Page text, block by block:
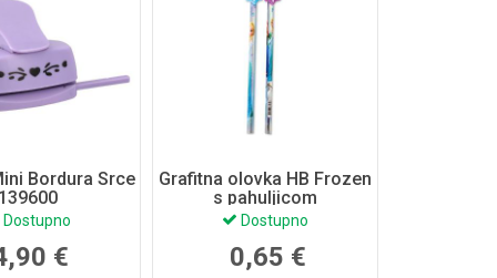
Bordura Srce
139600
Dostupno
€
Grafitna olovka HB Frozen
s pahuljicom
Dostupno
0,65 €